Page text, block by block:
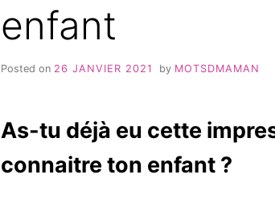
enfant
Posted on 26 JANVIER 2021 by MOTSDMAMAN
As-tu déjà eu cette
connaitre ton enfant ?